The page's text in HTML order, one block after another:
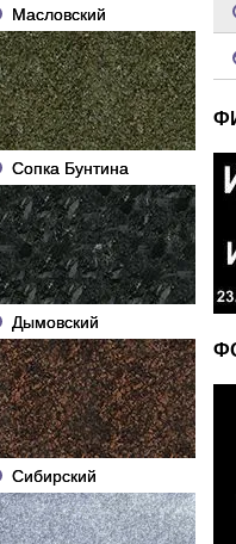
Масловский
Сопка Бунтина
Дымовский
Сибирский